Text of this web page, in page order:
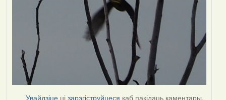
Увайдзіце цізарэгіструйцеся каб пакідаць каментары.